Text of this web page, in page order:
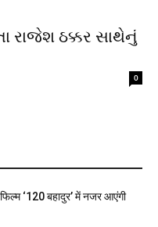
રાજેશ ઠક્કર સાથેનું
0
‘120 बहादुर’ में नजर आएंगी